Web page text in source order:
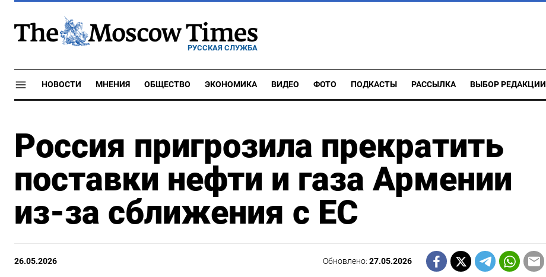
РУССКАЯ СЛУЖБА
НОВОСТИ МНЕНИЯ ОБЩЕСТВО ЭКОНОМИКА ВИДЕО ФОТО ПОДКАСТЫ РАССЫЛКА ВЫБОР РЕДАКЦИИ
Россия пригрозила прекратить
поставки нефти и газа Армении
из-за сближения с ЕС
26.05.2026 Обновлено:27.05.2026